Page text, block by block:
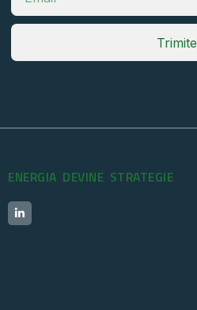
Trimite
ENERGIA DEVINE STRATEGIE